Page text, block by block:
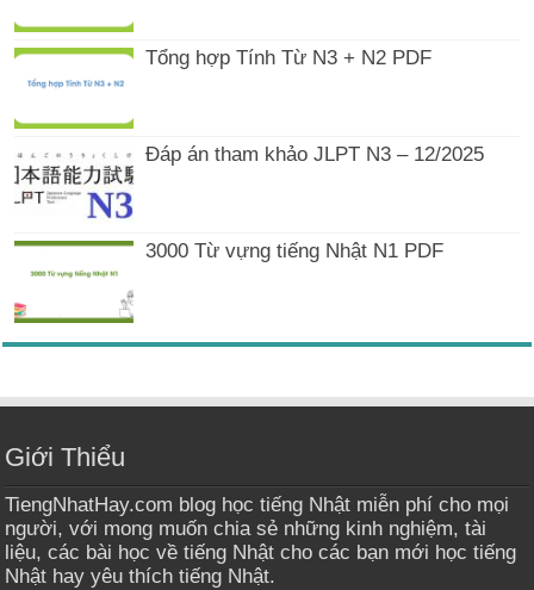
Tổng hợp Tính Từ N3 + N2 PDF
Đáp án tham khảo JLPT N3 – 12/2025
3000 Từ vựng tiếng Nhật N1 PDF
Giới Thiểu
TiengNhatHay.com blog học tiếng Nhật miễn phí cho mọi
người, với mong muốn chia sẻ những kinh nghiệm, tài
liệu, các bài học về tiếng Nhật cho các bạn mới học tiếng
Nhật hay yêu thích tiếng Nhật.